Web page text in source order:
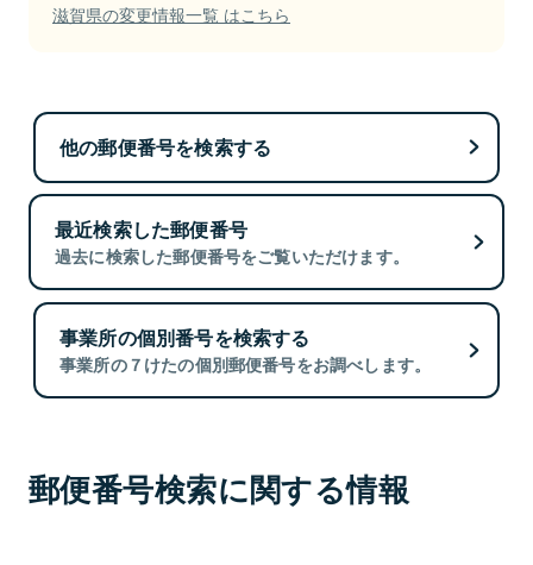
滋賀県の変更情報一覧 はこちら
他の郵便番号を検索する
最近検索した郵便番号
過去に検索した郵便番号をご覧いただけます。
事業所の個別番号を検索する
事業所の７けたの個別郵便番号をお調べします。
郵便番号検索に関する情報